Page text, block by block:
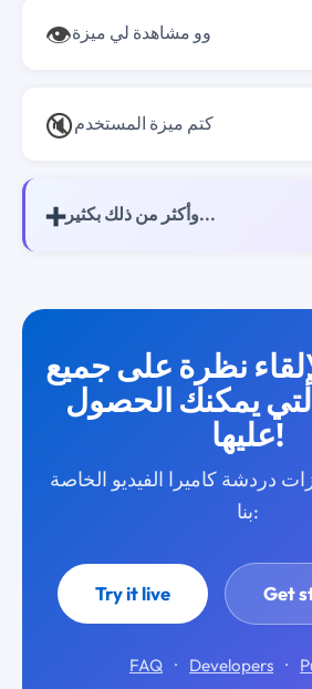
👁️وو مشاهدة لي ميزة
🔇كتم ميزة المستخدم
➕ وأكثر من ذلك بكثير...
نظرة على جميع
يمكنك الحصول
عليها!
دردشة كاميرا الفيديو الخاصة
بنا:
Try it live Get
FAQ · Developers ·